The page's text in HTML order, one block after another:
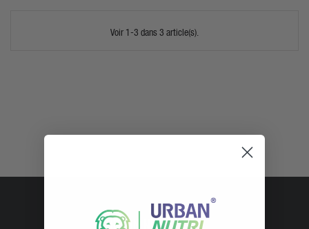
Voir 1-3 dans 3 article(s).